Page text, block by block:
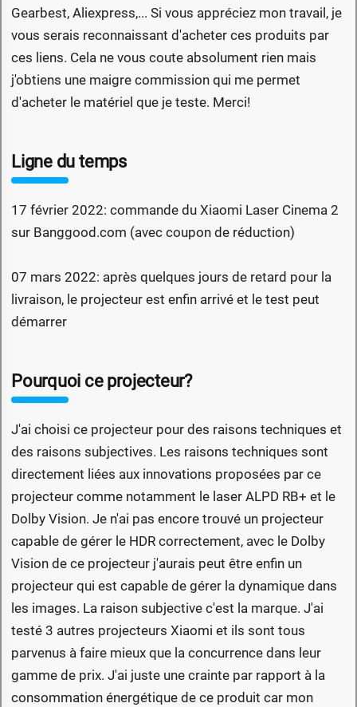
Gearbest, Aliexpress,... Si vous appréciez mon travail, je
vous serais reconnaissant d'acheter ces produits par
ces liens. Cela ne vous coute absolument rien mais
j'obtiens une maigre commission qui me permet
d'acheter le matériel que je teste. Merci!
Ligne du temps
17 février 2022: commande du Xiaomi Laser Cinema 2
sur Banggood.com (avec coupon de réduction)
07 mars 2022: après quelques jours de retard pour la
livraison, le projecteur est enfin arrivé et le test peut
démarrer
Pourquoi ce projecteur?
J'ai choisi ce projecteur pour des raisons techniques et
des raisons subjectives. Les raisons techniques sont
directement liées aux innovations proposées par ce
projecteur comme notamment le laser ALPD RB+ et le
Dolby Vision. Je n'ai pas encore trouvé un projecteur
capable de gérer le HDR correctement, avec le Dolby
Vision de ce projecteur j'aurais peut être enfin un
projecteur qui est capable de gérer la dynamique dans
les images. La raison subjective c'est la marque. J'ai
testé 3 autres projecteurs Xiaomi et ils sont tous
parvenus à faire mieux que la concurrence dans leur
gamme de prix. J'ai juste une crainte par rapport à la
consommation énergétique de ce produit car mon